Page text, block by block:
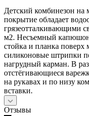
Детский комбинезон на
покрытие обладает
грязеотталкивающими
м2. Несъемный
стойка и планка
силиконовые штрипки
нагрудный карман. В
отстёгивающиеся
на рукавах и по низу
вставки.
Отзывы